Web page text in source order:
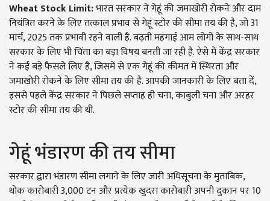
Wheat Stock Limit:भारत सरकार ने गेहूं की जमाखोरी रोकने और दाम
नियंत्रित करने के लिए तत्काल प्रभाव से गेहूं स्टोर की सीमा तय की है, जो 31
मार्च, 2025 तक प्रभावी रहने वाली है. बढ़ती महंगाई आम लोगों के साथ-साथ
सरकार के लिए भी चिंता का बड़ा विषय बनती जा रही है. ऐसे में केंद्र सरकार
ने कई बड़े फैसले लिए है, जिसमें से एक गेहूं की कीमत में स्थिरता और
जमाखोरी रोकने के लिए सीमा तय की है. आपकी जानकारी के लिए बता दें,
इससे पहले केंद्र सरकार ने पिछले सप्ताह ही चना, काबुली चना और अरहर
स्टोर की सीमा तय की थी.
गेहूं भंडारण की तय सीमा
सरकार द्वारा भंडारण सीमा लगाने के लिए जारी अधिसूचना के मुताबिक,
थोक कारोबारी 3,000 टन और प्रत्येक खुदरा कारोबारी अपनी दुकान पर 10